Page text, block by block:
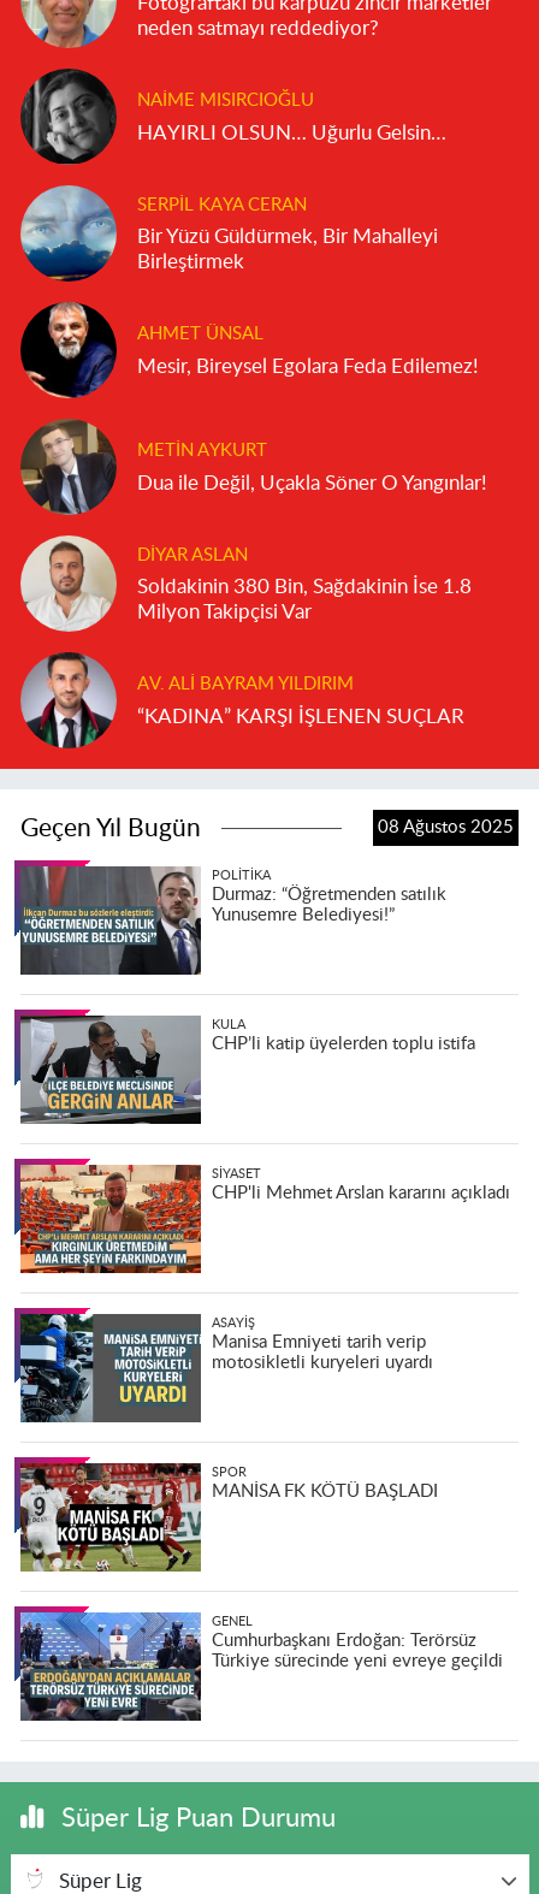
neden satmayı reddediyor?
NAIME MISIRCIOĞLU
HAYIRLI OLSUN… Uğurlu Gelsin…
SERPIL KAYA CERAN
Bir Yüzü Güldürmek, Bir Mahalleyi
Birleştirmek
AHMET ÜNSAL
Mesir, Bireysel Egolara Feda Edilemez!
METIN AYKURT
Dua ile Değil, Uçakla Söner O Yangınlar!
DIYAR ASLAN
Soldakinin 380 Bin, Sağdakinin İse 1.8
Milyon Takipçisi Var
AV. ALI BAYRAM YILDIRIM
“KADINA” KARŞI İŞLENEN SUÇLAR
Geçen Yıl Bugün 08 Ağustos 2025
POLITIKA
Durmaz: “Öğretmenden satılık
Yunusemre Belediyesi!”
KULA
CHP’li katip üyelerden toplu istifa
SIYASET
CHP'li Mehmet Arslan kararını açıkladı
ASAYIŞ
Manisa Emniyeti tarih verip
motosikletli kuryeleri uyardı
SPOR
MANİSA FK KÖTÜ BAŞLADI
GENEL
Cumhurbaşkanı Erdoğan: Terörsüz
Türkiye sürecinde yeni evreye geçildi
Süper Lig Puan Durumu
Süper Lig